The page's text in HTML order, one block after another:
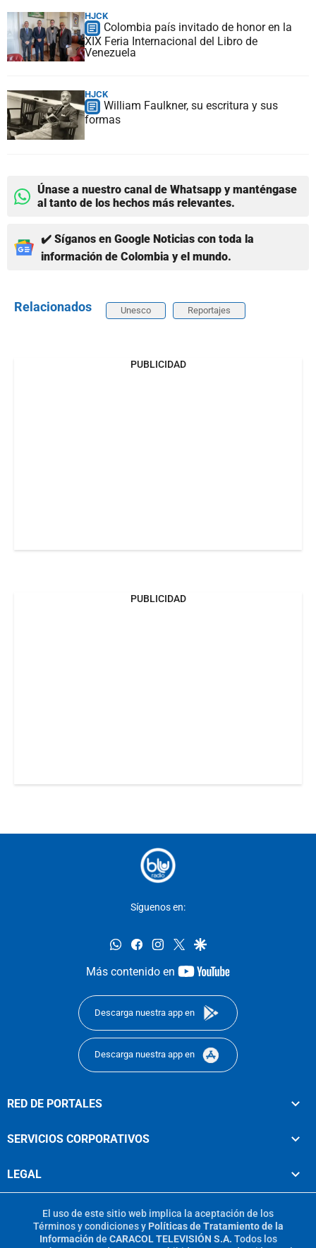
HJCK
Colombia país invitado de honor en la
XIX Feria Internacional del Libro de
Venezuela
HJCK
William Faulkner, su escritura y sus
formas
Únase a nuestro canal de Whatsapp y manténgase
al tanto de los hechos más relevantes.
✔️ Síganos en Google Noticias con toda la
información de Colombia y el mundo.
Relacionados Unesco Reportajes
PUBLICIDAD
PUBLICIDAD
Síguenos en:
whatsappfacebookinstagram
twittergoogle
Más contenido en
youtube-
Descarga nuestra app en
Descarga nuestra app en
RED DE PORTALES
SERVICIOS CORPORATIVOS
LEGAL
El uso de este sitio web implica la aceptación de los
Términos y condicionesy Políticas de Tratamiento de la
Información de CARACOL TELEVISIÓN S.A. Todos los